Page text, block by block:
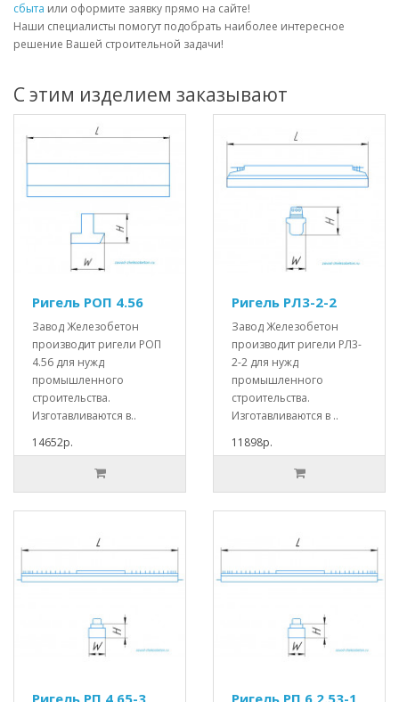
сбыта или оформите заявку прямо на сайте!
Наши специалисты помогут подобрать наиболее интересное
решение Вашей строительной задачи!
С этим изделием заказывают
Ригель РОП 4.56
Завод Железобетон
производит ригели РОП
4.56 для нужд
промышленного
строительства.
Изготавливаются в..
14652р.
Ригель РЛ3-2-2
Завод Железобетон
производит ригели РЛ3-
2-2 для нужд
промышленного
строительства.
Изготавливаются в ..
11898р.
Ригель РП 4.65-3
Ригель РП 6.2.53-1